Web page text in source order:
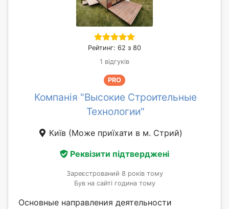
Рейтинг: 62 з 80
1 відгуків
PRO
Компанія "Высокие Строительные
Технологии"
Київ (Може приїхати в м. Стрий)
Реквізити підтверджені
Зареєстрований 8 років тому
Був на сайті година тому
Основные направления деятельности